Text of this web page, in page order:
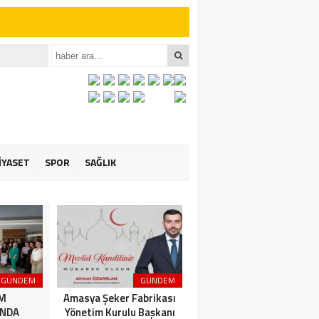
İçin Anlamlı
SPOR SAĞLIK
GÜNDEM GÜNDEM
Amasya Şeker Fabrikası
Yönetim Kurulu Başkanı